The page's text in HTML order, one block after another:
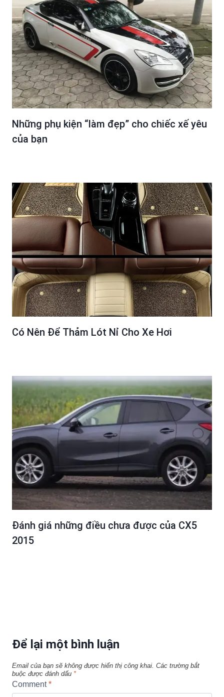
Những phụ kiện “làm đẹp” cho chiếc xế yêu
của bạn
Có Nên Để Thảm Lót Nỉ Cho Xe Hơi
Đánh giá những điều chưa được của CX5
2015
Để lại một bình luận
Email của bạn sẽ không được hiển thị công khai. Các trường bắt
buộc được đánh dấu *
Comment*